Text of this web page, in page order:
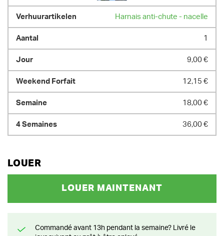
POIDS Harnais anti-chute - nacelle
1
9,00 €
12,15 €
18,00 €
36,00 €
LOUER
LOUER MAINTENANT
Commandé avant 13h pendant la semaine? Livré le